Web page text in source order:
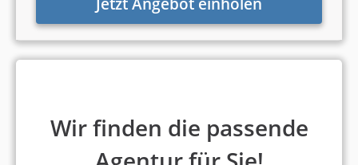
5,0 Sterne
100 % Weiterempfehlung
Baseplus DIGITAL MEDIA
Wir finden die passende